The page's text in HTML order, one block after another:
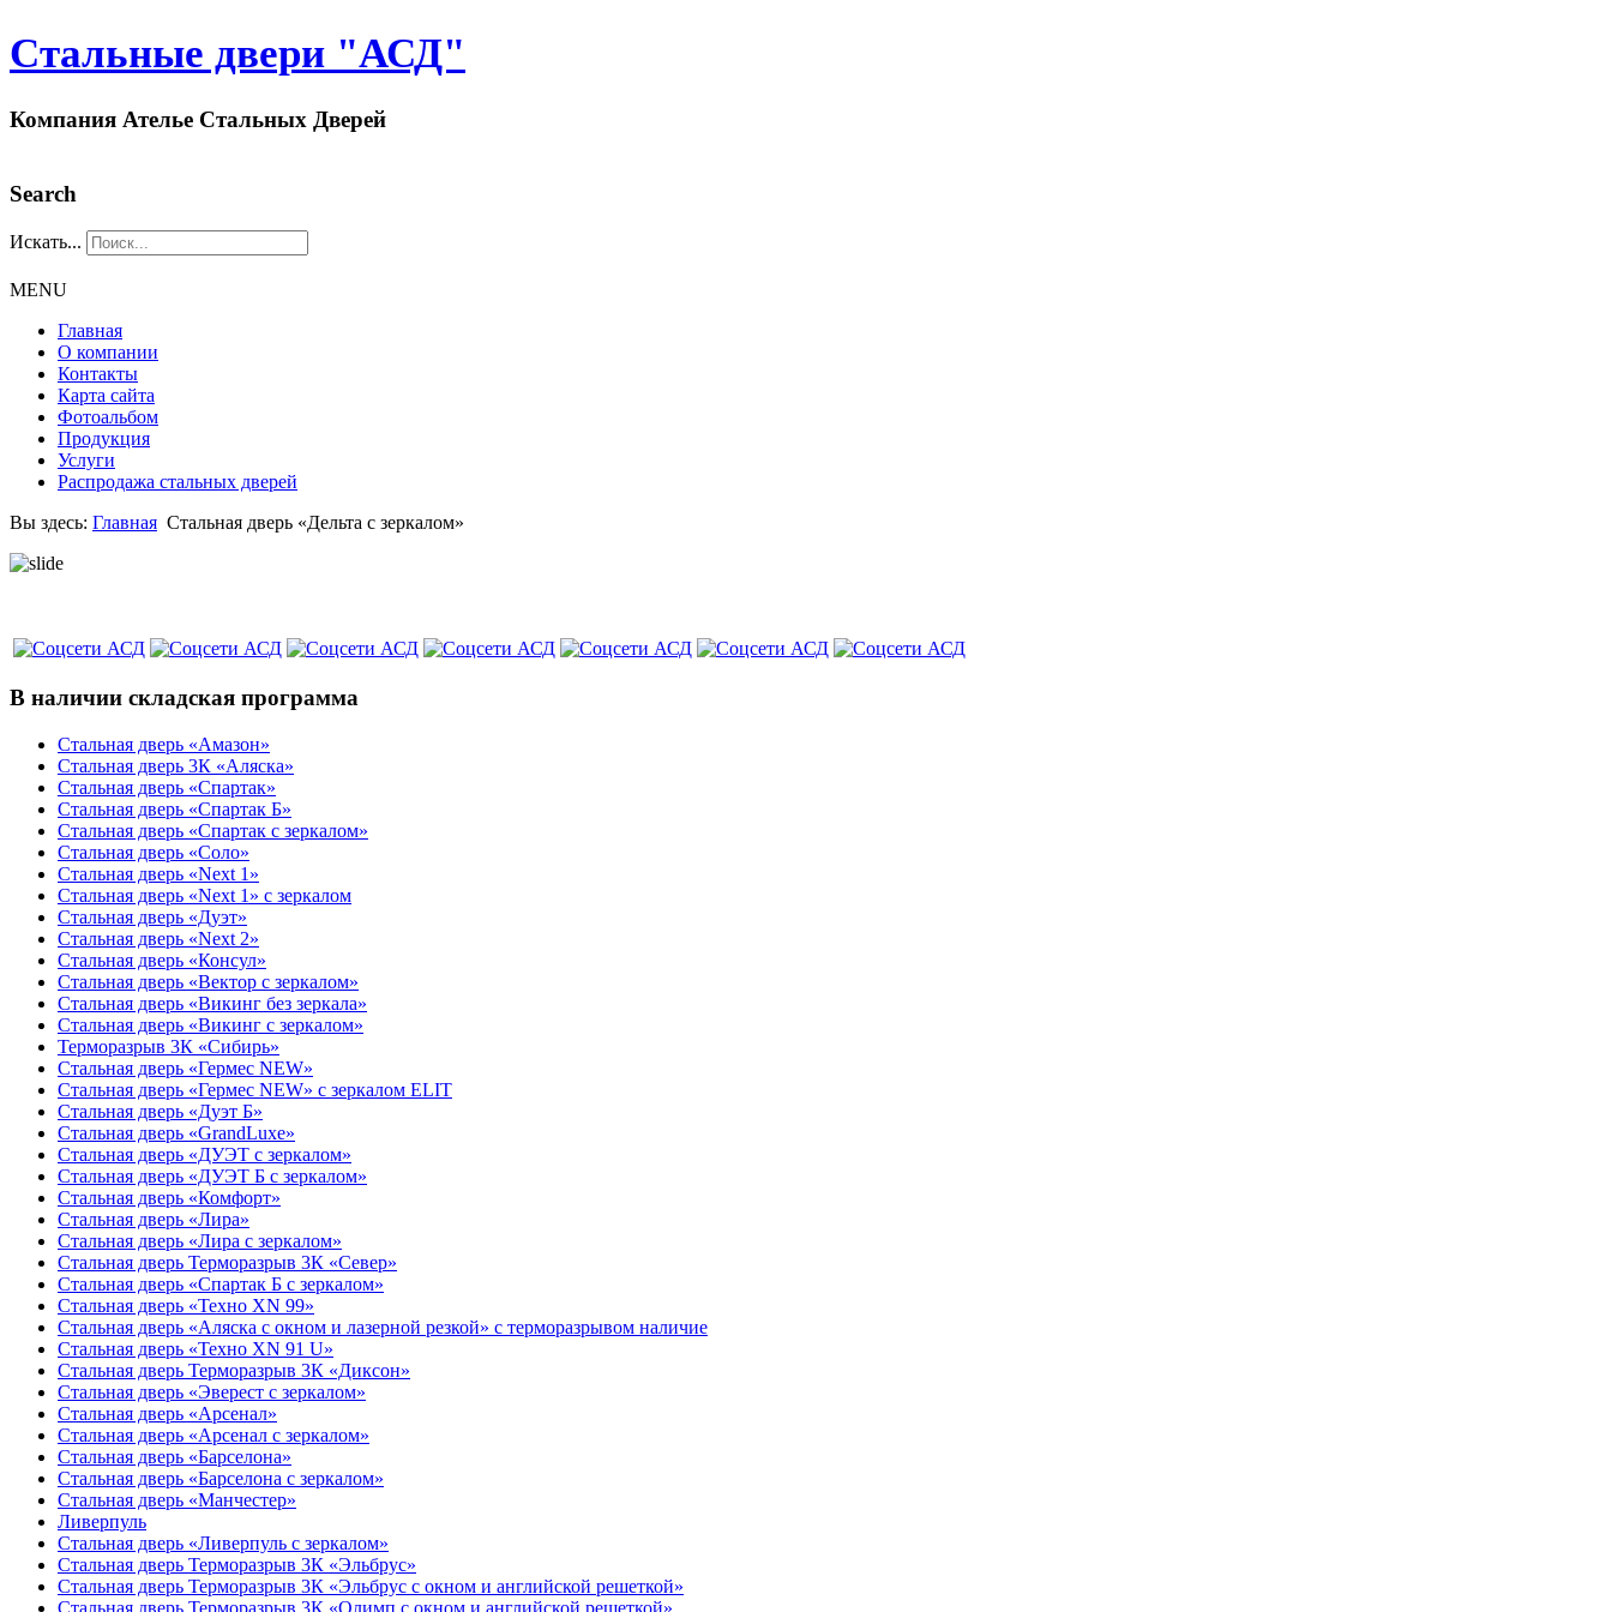
Стальные двери "АСД"
Компания Ателье Стальных Дверей
Search
Искать...
MENU
Главная
О компании
Контакты
Карта сайта
Фотоальбом
Продукция
Услуги
Распродажа стальных дверей
Вы здесь: Главная Стальная дверь «Дельта с зеркалом»
В наличии складская программа
Стальная дверь «Амазон»
Стальная дверь 3К «Аляска»
Стальная дверь «Спартак»
Стальная дверь «Спартак Б»
Стальная дверь «Спартак с зеркалом»
Стальная дверь «Соло»
Стальная дверь «Next 1»
Стальная дверь «Next 1» с зеркалом
Стальная дверь «Дуэт»
Стальная дверь «Next 2»
Стальная дверь «Консул»
Стальная дверь «Вектор с зеркалом»
Стальная дверь «Викинг без зеркала»
Стальная дверь «Викинг c зеркалом»
Терморазрыв 3К «Сибирь»
Стальная дверь «Гермес NEW»
Стальная дверь «Гермес NEW» с зеркалом ELIT
Стальная дверь «Дуэт Б»
Стальная дверь «GrandLuxe»
Стальная дверь «ДУЭТ с зеркалом»
Стальная дверь «ДУЭТ Б с зеркалом»
Стальная дверь «Комфорт»
Стальная дверь «Лира»
Стальная дверь «Лира с зеркалом»
Стальная дверь Терморазрыв 3К «Север»
Стальная дверь «Спартак Б с зеркалом»
Стальная дверь «Техно XN 99»
Стальная дверь «Аляска с окном и лазерной резкой» с терморазрывом наличие
Стальная дверь «Техно XN 91 U»
Стальная дверь Терморазрыв 3К «Диксон»
Стальная дверь «Эверест с зеркалом»
Стальная дверь «Арсенал»
Стальная дверь «Арсенал с зеркалом»
Стальная дверь «Барселона»
Стальная дверь «Барселона с зеркалом»
Стальная дверь «Манчестер»
Ливерпуль
Стальная дверь «Ливерпуль с зеркалом»
Стальная дверь Терморазрыв 3К «Эльбрус»
Стальная дверь Терморазрыв 3К «Эльбрус с окном и английской решеткой»